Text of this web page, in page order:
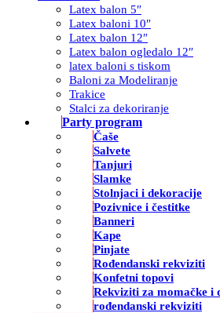
Latex balon 5″
Latex baloni 10″
Latex balon 12″
Latex balon ogledalo 12″
latex baloni s tiskom
Baloni za Modeliranje
Trakice
Stalci za dekoriranje
Party program
Čaše
Salvete
Tanjuri
Slamke
Stolnjaci i dekoracije
Pozivnice i čestitke
Banneri
Kape
Pinjate
Rođendanski rekviziti
Konfetni topovi
Rekviziti za momačke i
rođendanski rekviziti